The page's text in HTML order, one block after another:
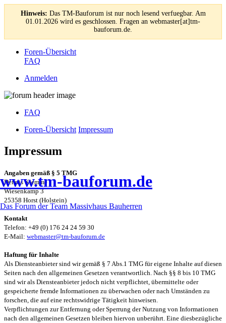
Hinweis: Das TM-Bauforum ist nur noch lesend verfuegbar. Am
01.01.2026 wird es geschlossen. Fragen an webmaster[at]tm-
bauforum.de.
Foren-Übersicht
FAQ
Anmelden
www.tm-bauforum.de
Das Forum der Team Massivhaus Bauherren
FAQ
Foren-Übersicht Impressum
Impressum
Angaben gemäß § 5 TMG
Dennis Klemme
Wiesenkamp 3
25358 Horst (Holstein)
Kontakt
Telefon: +49 (0) 176 24 24 59 30
E-Mail: webmaster@tm-bauforum.de
Haftung für Inhalte
Als Diensteanbieter sind wir gemäß § 7 Abs.1 TMG für eigene Inhalte auf diesen
Seiten nach den allgemeinen Gesetzen verantwortlich. Nach §§ 8 bis 10 TMG
sind wir als Diensteanbieter jedoch nicht verpflichtet, übermittelte oder
gespeicherte fremde Informationen zu überwachen oder nach Umständen zu
forschen, die auf eine rechtswidrige Tätigkeit hinweisen.
Verpflichtungen zur Entfernung oder Sperrung der Nutzung von Informationen
nach den allgemeinen Gesetzen bleiben hiervon unberührt. Eine diesbezügliche